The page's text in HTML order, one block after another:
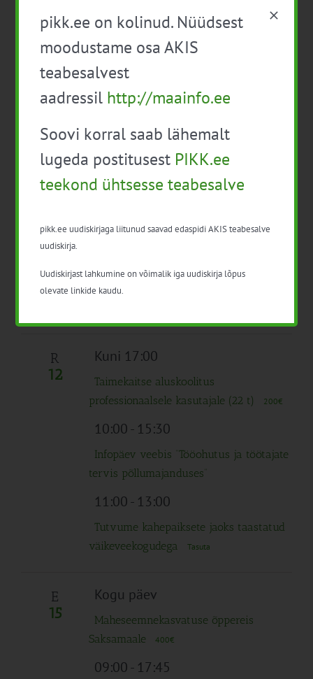
10:00-15:20
EPKK infopäev: Ettevõtlusalane
infopäev
10
professionaalsele kasutajale (22 t)
11
Taimekaitse aluskoolitus
12:00-17:15
R
12
Kuni 17:00
Taimekaitse aluskoolitus
professionaalsele kasutajale (22 t)
200€
10:00- 15:30
Infopäev veebis “Tööohutus ja töötajate
tervis põllumajanduses”
11:00- 13:00
Tutvume kahepaiksete jaoks taastatud
väikeveekogudega
Tasuta
E
15
Kogu päev
Maheseemnekasvatuse õppereis
Saksamaale
400€
09:00- 17:45
pikk.ee on kolinud. Nüüdsest
moodustame osa AKIS
teabesalvest
aadressil http://maainfo.ee
Soovi korral saab lähemalt
lugeda postitusest PIKK.ee
teekond ühtsesse teabesalve
pikk.ee uudiskirjaga liitunud saavad edaspidi AKIS teabesalve
uudiskirja.
Uudiskirjast lahkumine on võimalik iga uudiskirja lõpus
olevate linkide kaudu.